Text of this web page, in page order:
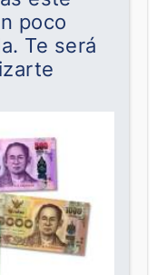
poco
Te será